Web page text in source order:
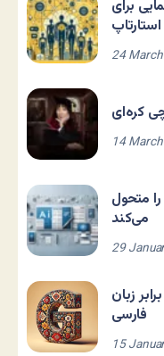
برای
24
کره‌ای
14
متحول
می‌کند
29
زبان
فارسی
15